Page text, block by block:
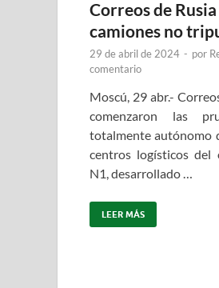
Correos de
camiones no
29 de abril de 2024 - por
comentario
Moscú, 29 abr.-
comenzaron las
totalmente autónomo
centros logísticos del
N1, desarrollado …
LEER MÁS